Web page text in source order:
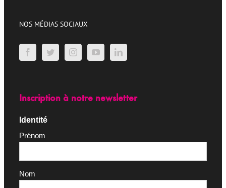
NOS MÉDIAS SOCIAUX
Inscription à notre newsletter
Identité
Prénom
Nom